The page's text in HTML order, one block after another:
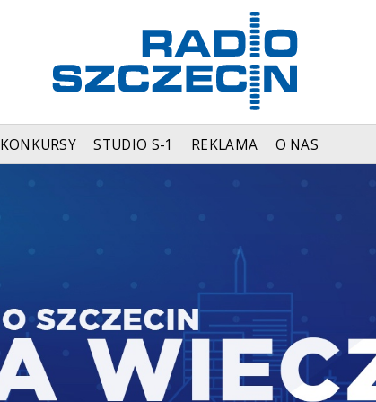
KONKURSY STUDIO S-1 REKLAMA O NAS